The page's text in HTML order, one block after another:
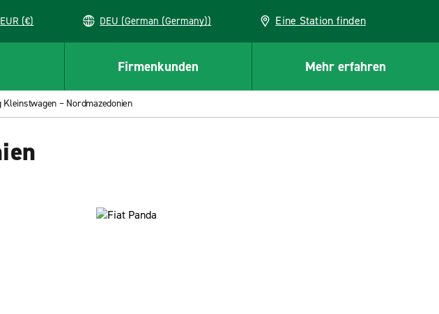
EUR (€) DEU (German (Germany)) Eine Station finden
Firmenkunden Mehr erfahren
Kleinstwagen – Nordmazedonien